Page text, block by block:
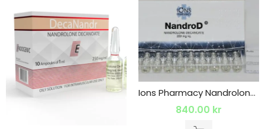
Ions Pharmacy Nandrolone Decanoate 200 Mg
840.00 kr